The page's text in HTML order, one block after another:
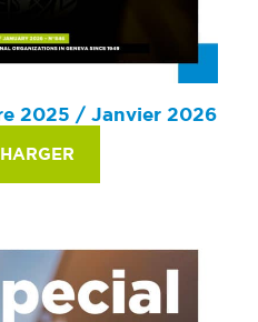
2025 / Janvier 2026